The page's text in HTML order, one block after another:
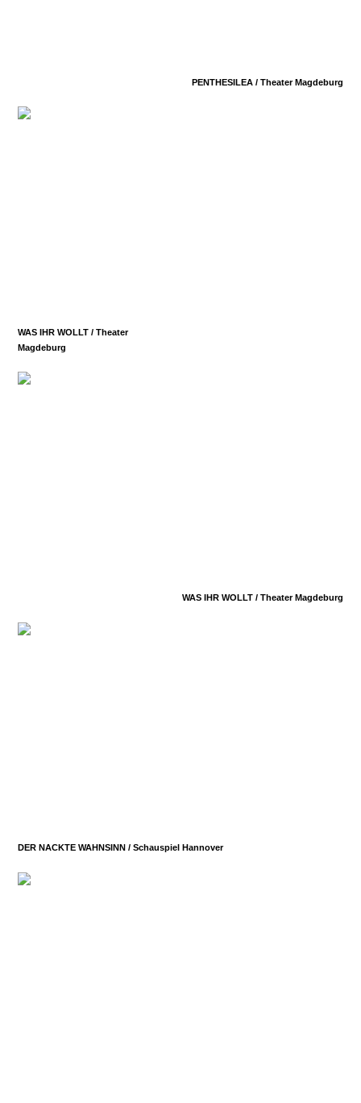
PENTHESILEA / Theater Magdeburg
WAS IHR WOLLT /Theater
Magdeburg
WAS IHR WOLLT / Theater Magdeburg
DER NACKTE WAHNSINN /Schauspiel Hannover